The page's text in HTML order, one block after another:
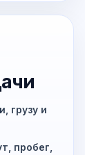
грузу и
пробег,